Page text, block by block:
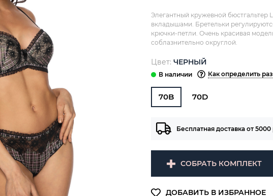
Элегантный кружевной бюстгальтер
вкладышами. Бретельки
крючки-петли. Очень красивая
соблазнительно округлой.
Цвет: ЧЕРНЫЙ
Как определить
70B 70D
Бесплатная доставка от 5000
СОБРАТЬ КОМПЛЕКТ